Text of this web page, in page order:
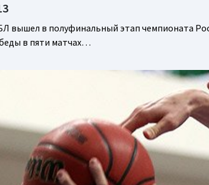
в полуфинальный этап чемпионата
в пяти матчах…